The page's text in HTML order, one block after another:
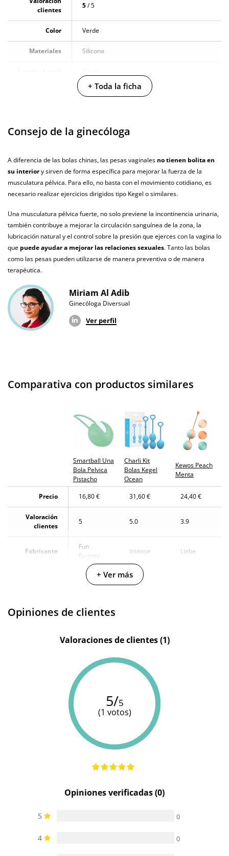
clientes
5/ 5
Color Verde
Materiales Silicona
3.7 cm
Producto
No testado en
animales
Envío discreto Paquete discreto y sin distintivos
Garantías 3 años de garantía
Producto
¿Cuándo lo
recibo?
+ Toda la ficha
Consejo de la ginecóloga
A diferencia de las bolas chinas, las pesas vaginales no tienen bolita en
su interiory sirven de forma específica para mejorar la fuerza de la
musculatura pélvica. Para ello, no basta con el movimiento cotidiano, es
necesario realizar ejercicios dirigidos tipo Kegel o similares.
Una musculatura pélvica fuerte, no solo previene la incontinencia urinaria,
también contribuye a mejorar la circulación sanguínea de la zona, la
lubricación natural y el control sobre la presión que ejerces con la vagina lo
que puede ayudar a mejorar las relaciones sexuales. Tanto las bolas
como las pesas pueden utilizarse de manera preventiva o de manera
terapéutica.
Miriam Al Adib
Ginecóloga Diversual
Ver perfil
Comparativa con productos similares
Smartball Una
Bola Pelvica
Pistacho
Charli Kit
Bolas Kegel
Ocean
Kewos Peach
Menta
Precio 16,80 € 31,60 € 24,40 €
Valoración
clientes
5 5.0 3.9
Fabricante
Fun
Factory
Intense Liebe
Verde Azul
Longitud
36 g -
+ Ver más
Opiniones de clientes
Valoraciones de clientes (1)
5/5
(1 votos)
Opiniones verificadas (0)
5 0
4 0